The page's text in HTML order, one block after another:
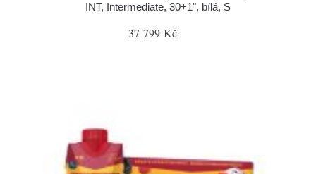
INT, Intermediate, 30+1", bílá, S
37 799 Kč